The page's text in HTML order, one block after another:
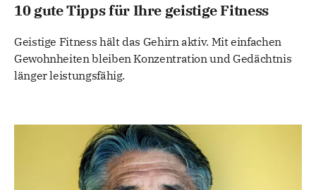
10 gute Tipps für Ihre geistige Fitness
Geistige Fitness hält das Gehirn aktiv. Mit einfachen
Gewohnheiten bleiben Konzentration und Gedächtnis
länger leistungsfähig.